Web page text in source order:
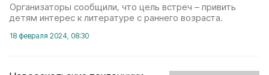
Организаторы сообщили, что цель встреч – привить
детям интерес к литературе с раннего возраста.
18 февраля 2024, 08:30